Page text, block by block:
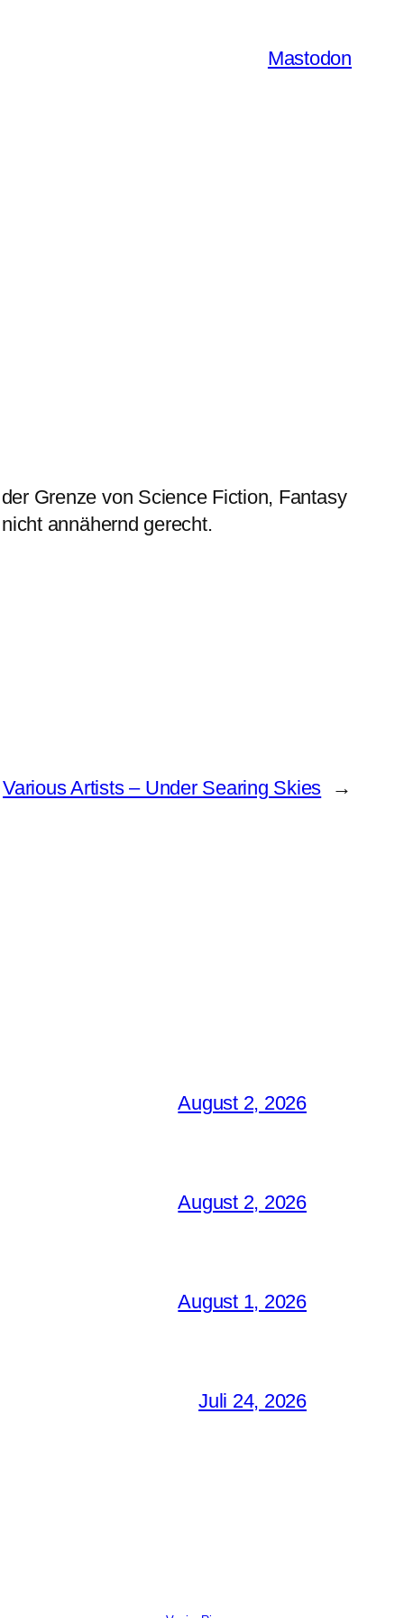
Mastodon
Grenze von Science Fiction, Fantasy
annähernd gerecht.
Various Artists – Under Searing Skies →
August 2, 2026
August 2, 2026
August 1, 2026
Juli 24, 2026